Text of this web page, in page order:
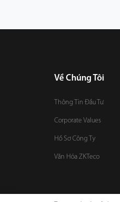
Về Chúng Tôi
Thông Tin Đầu Tư
Corporate Values
Hồ Sơ Công Ty
Văn Hóa ZKTeco